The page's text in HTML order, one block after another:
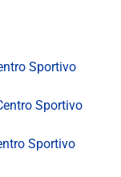
Sportivo
Sportivo
Sportivo